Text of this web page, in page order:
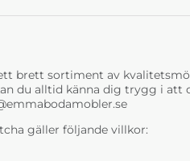
brett sortiment av
du alltid känna dig trygg i
gäller följande villkor: